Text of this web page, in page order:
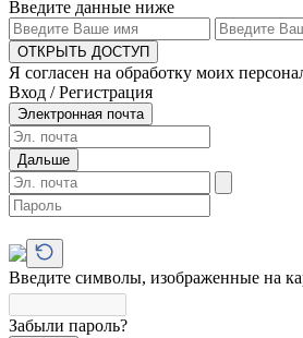
Введите данные ниже
ОТКРЫТЬ ДОСТУП
Я согласен на обработку моих
Вход / Регистрация
Электронная почта
Дальше
Введите символы, изображенные на
Забыли пароль?